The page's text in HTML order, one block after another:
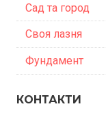
Сад та город
Своя лазня
Фундамент
КОНТАКТИ